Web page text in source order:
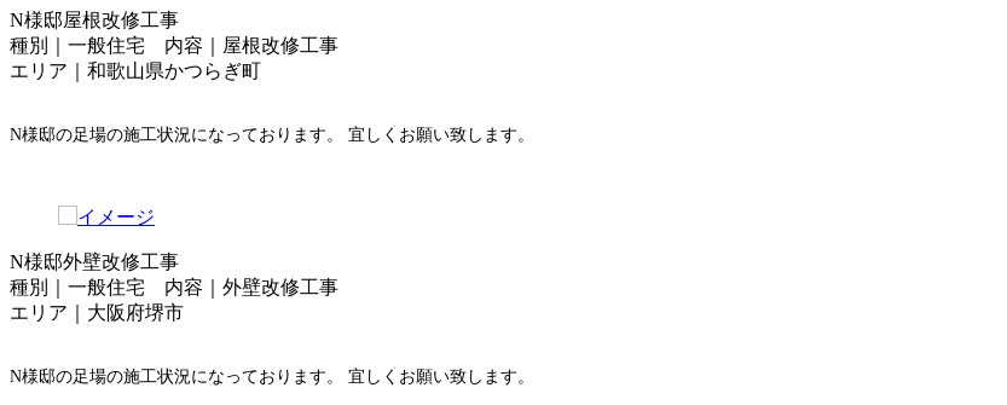
N様邸屋根改修工事
種別｜一般住宅 内容｜屋根改修工事
エリア｜和歌山県かつらぎ町
N様邸の足場の施工状況になっております。 宜しくお願い致します。
N様邸外壁改修工事
種別｜一般住宅 内容｜外壁改修工事
エリア｜大阪府堺市
N様邸の足場の施工状況になっております。 宜しくお願い致します。